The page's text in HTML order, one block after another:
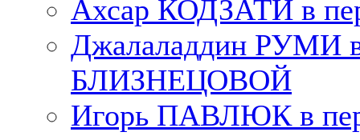
Ахсар КОДЗАТИ в
Джалаладдин РУМИ
БЛИЗНЕЦОВОЙ
Игорь ПАВЛЮК в